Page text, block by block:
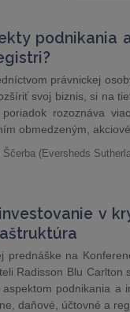
podnikania
právnickej
svoj biznis, si na
rozoznáva
obmedzeným,
(Eversheds
v
prednáške na
Radisson Blu Carlton
podnikania a
daňové, účtovné a